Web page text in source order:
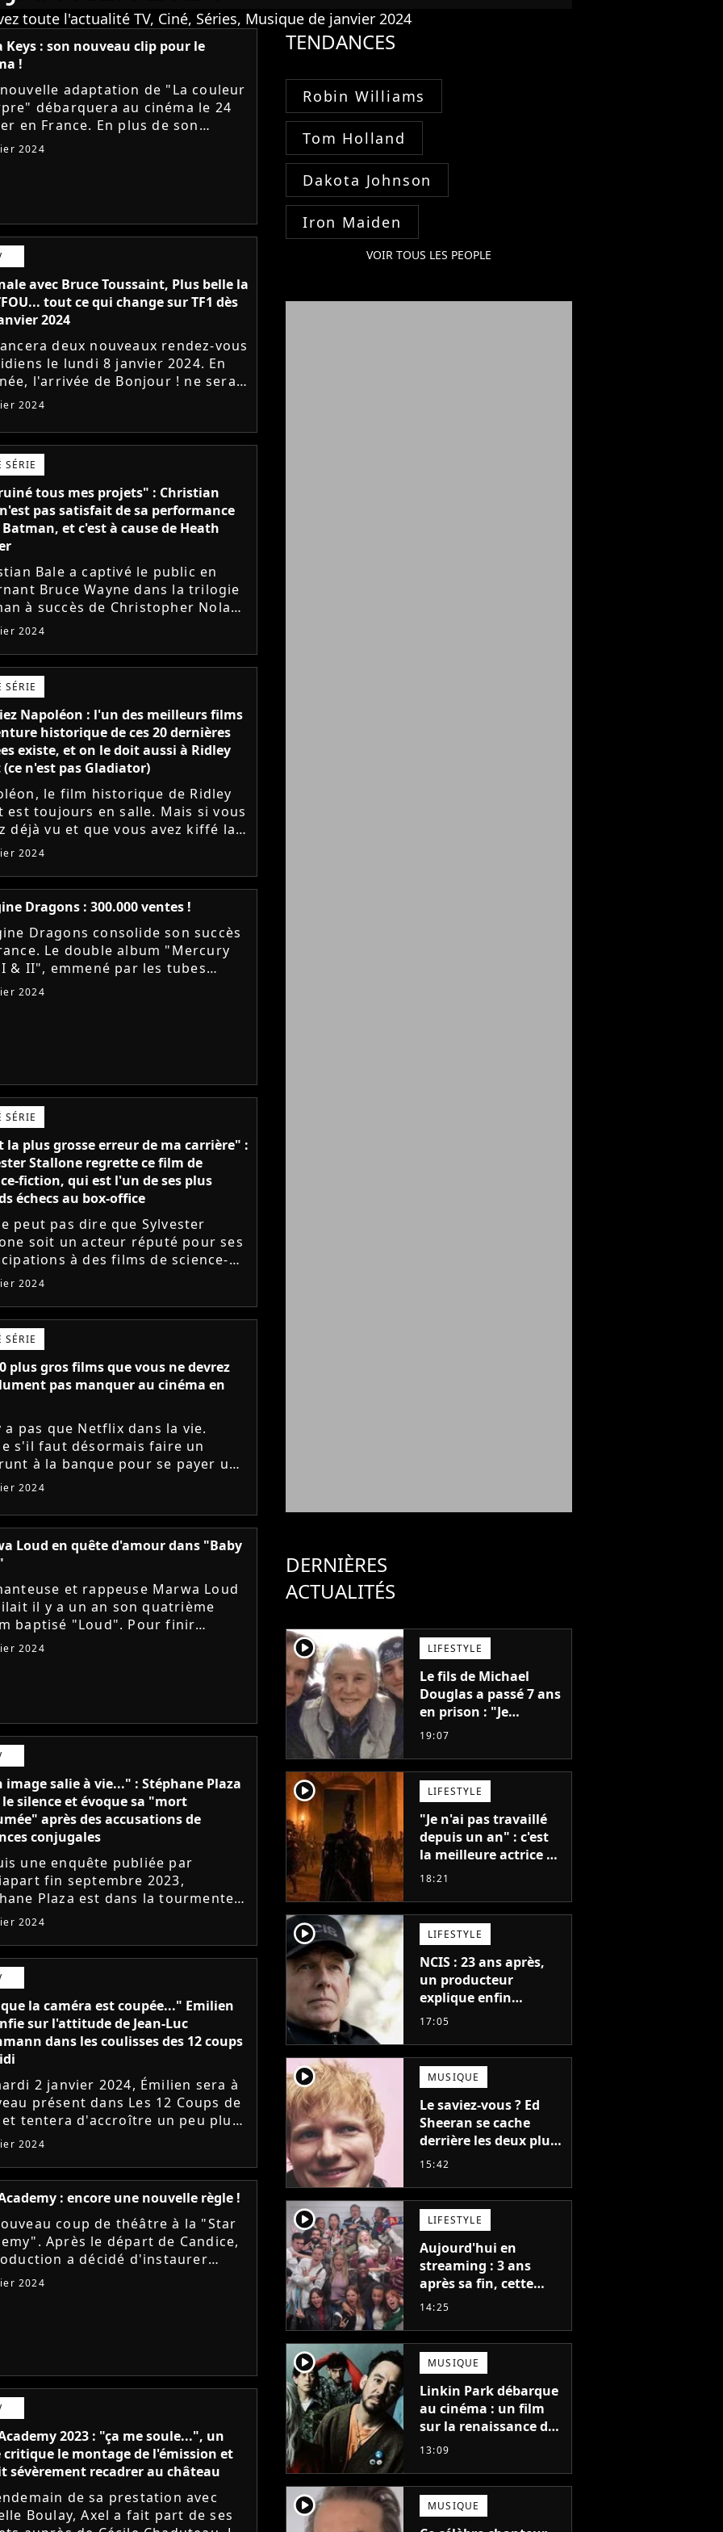
toute l'actualité TV, Ciné, Séries, Musique de janvier 2024
Keys : son nouveau clip pour le
!
adaptation de "La couleur
débarquera au cinéma le 24
en France. En plus de son
XXL, ce grand classique du
américain bénéficiera d'une
2024
avec Bruce Toussaint, Plus belle la
tout ce qui change sur TF1 dès
2024
deux nouveaux rendez-vous
le lundi 8 janvier 2024. En
l'arrivée de Bonjour ! ne sera
conséquence pour TFOU et
tandis que Plus...
2024
SÉRIE
tous mes projets" : Christian
pas satisfait de sa performance
et c'est à cause de Heath
Bale a captivé le public en
Bruce Wayne dans la trilogie
à succès de Christopher Nolan,
il estime qu'il n'était pas assez
dans ce rôle. Il s'est...
2024
SÉRIE
Napoléon : l'un des meilleurs films
historique de ces 20 dernières
existe, et on le doit aussi à Ridley
(ce n'est pas Gladiator)
le film historique de Ridley
est toujours en salle. Mais si vous
déjà vu et que vous avez kiffé la
dont le réalisateur a mis en
cette aventure...
2024
Dragons : 300.000 ventes !
Dragons consolide son succès
Le double album "Mercury
& II", emmené par les tubes
"Enemy" ou "Bones", vient
certifié triple disque de platine...
2024
SÉRIE
la plus grosse erreur de ma carrière" :
Stallone regrette ce film de
fiction, qui est l'un de ses plus
échecs au box-office
peut pas dire que Sylvester
soit un acteur réputé pour ses
à des films de science-
Pourtant, il a joué dans ce film
tout le monde a oublié...
2024
SÉRIE
plus gros films que vous ne devrez
pas manquer au cinéma en
a pas que Netflix dans la vie.
s'il faut désormais faire un
à la banque pour se payer un
les salles de cinéma ne sont pas
et nous proposeront encore...
2024
Loud en quête d'amour dans "Baby
et rappeuse Marwa Loud
il y a un an son quatrième
baptisé "Loud". Pour finir
en beauté, elle vient de libérer
nouveau single répondant...
2024
image salie à vie..." : Stéphane Plaza
silence et évoque sa "mort
après des accusations de
conjugales
une enquête publiée par
fin septembre 2023,
Plaza est dans la tourmente.
star de M6, visé par des
de violences conjugales, a
2024
la caméra est coupée..." Emilien
sur l'attitude de Jean-Luc
dans les coulisses des 12 coups
2 janvier 2024, Émilien sera à
présent dans Les 12 Coups de
tentera d'accroître un peu plus
dans le jeu de TF1. Un
que le Maître du Midi...
2024
: encore une nouvelle règle !
coup de théâtre à la "Star
Après le départ de Candice,
a décidé d'instaurer
un dispositif inédit pour les
Parmi tous les élèves,...
2024
2023 : "ça me soule...", un
critique le montage de l'émission et
sévèrement recadrer au château
de sa prestation avec
Boulay, Axel a fait part de ses
TENDANCES
Robin Williams
Tom Holland
Dakota Johnson
Iron Maiden
VOIR TOUS LES PEOPLE
DERNIÈRES
ACTUALITÉS
player2 LIFESTYLE
Le fils de Michael
Douglas a passé 7 ans
en prison : "Je
distribuais des joints
19:07
player2 LIFESTYLE
"Je n'ai pas travaillé
depuis un an" : c'est
la meilleure actrice de
L'Odyssée, mais
donner de rôle au
cinéma
18:21
player2 LIFESTYLE
NCIS : 23 ans après,
un producteur
explique enfin
l'origine de l'idée la
(et on ne parle pas du
bateau)
17:05
player2 MUSIQUE
Le saviez-vous ? Ed
Sheeran se cache
derrière les deux plus
gros tubes du
15:42
player2 LIFESTYLE
Aujourd'hui en
streaming : 3 ans
après sa fin, cette
série aux 13 Emmy
une suite...
totalement différente
14:25
player2 MUSIQUE
Linkin Park débarque
au cinéma : un film
sur la renaissance du
groupe arrive en
13:09
player2 MUSIQUE